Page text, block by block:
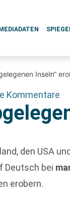
MEDIADATEN
Inseln“
Kommentare
den USA
Deutsch bei
erobern.